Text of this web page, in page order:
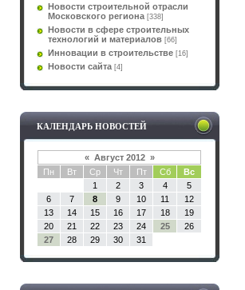
Новости строительной отрасли
Московского региона [338]
Новости в сфере строительных
технологий и материалов [66]
Инновации в строительстве [16]
Новости сайта [4]
КАЛЕНДАРЬ НОВОСТЕЙ
« Август 2012 »
Пн
Вт Ср Чт Пт Сб
Вс
1
2 3 4
5
6
7 8 9 10 11
12
13
14 15 16 17 18
19
20
21 22 23 24 25
26
27
28 29 30 31